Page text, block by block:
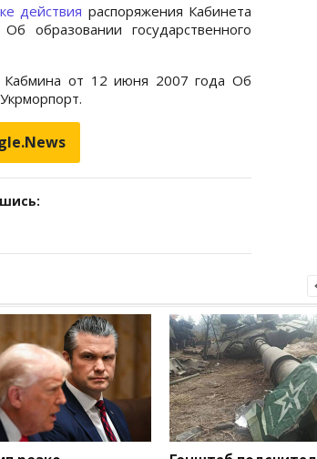
действия распоряжения Кабинета
образовании государственного
Кабмина от 12 июня 2007 года Об